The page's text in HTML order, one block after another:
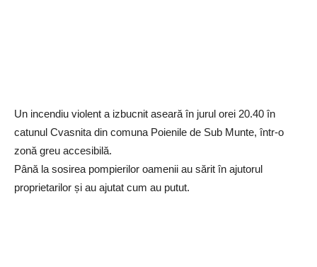
Un incendiu violent a izbucnit aseară în jurul orei 20.40 în
catunul Cvasnita din comuna Poienile de Sub Munte, într-o
zonă greu accesibilă.
Până la sosirea pompierilor oamenii au sărit în ajutorul
proprietarilor și au ajutat cum au putut.